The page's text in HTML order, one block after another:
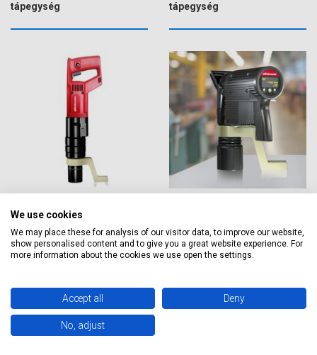
tápegység
tápegység
nyomatéktöbbszörözők
We use cookies
We may place these for analysis of our visitor data, to improve our website,
show personalised content and to give you a great website experience. For
more information about the cookies we use open the settings.
Accept all Deny
No, adjust